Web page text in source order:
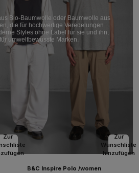
Bio-Baumwolle oder Baumwolle aus
die für hochwertige Veredelungen
Styles ohne Label für sie und ihn,
umweltbewusste Marken.
Zur
Zur
Wunschliste
hinzufügen
B&C Inspire Polo /women